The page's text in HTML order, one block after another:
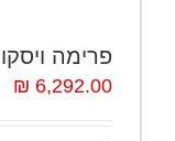
פרימה ויסקו
6,292.00 ₪